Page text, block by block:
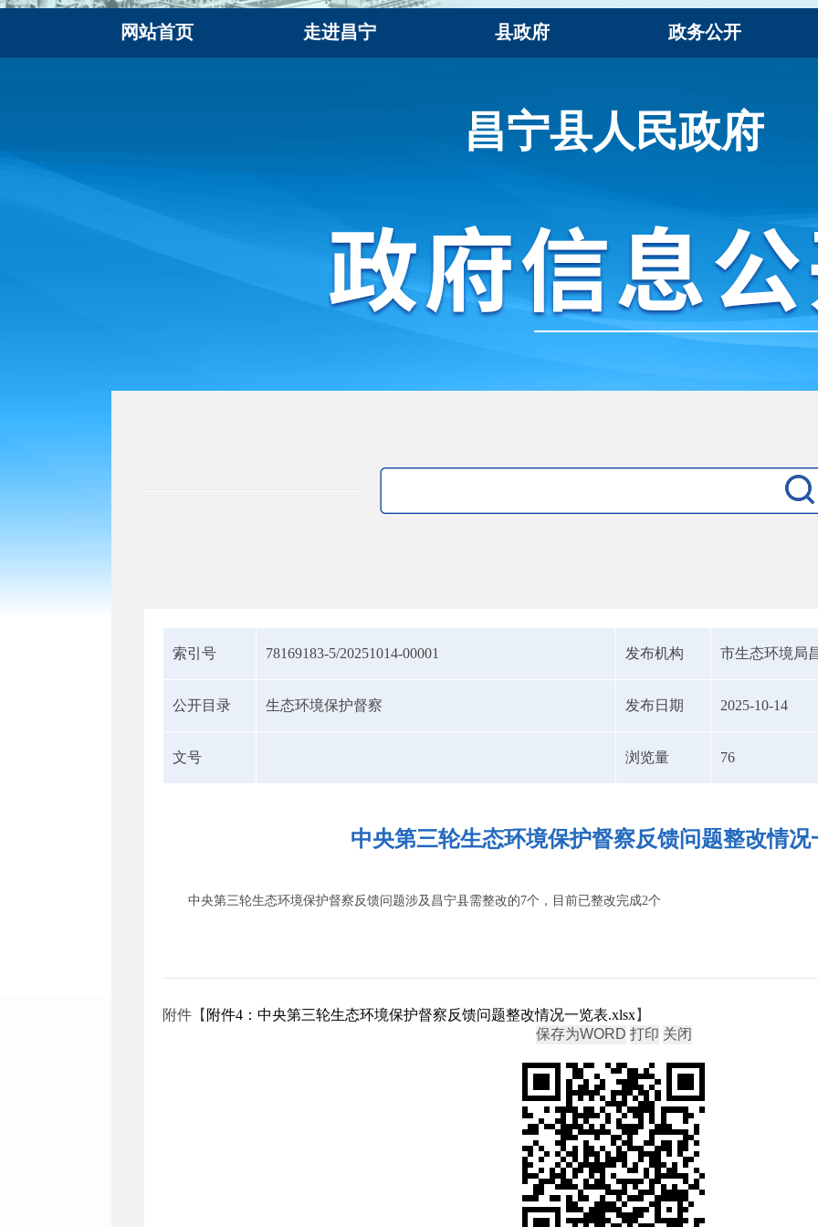
网站首页 走进昌宁 县政府 政务公开
昌宁县人民政府
索引号 78169183-5/20251014-00001 发布机构 市生态环境局
公开目录 生态环境保护督察 发布日期 2025-10-14
文号 浏览量 76
中央第三轮生态环境保护督察反馈问题整改情况
中央第三轮生态环境保护督察反馈问题涉及昌宁县需整改的7个，目前已整改完成2个
附件【 附件4：中央第三轮生态环境保护督察反馈问题整改情况一览表.xlsx】